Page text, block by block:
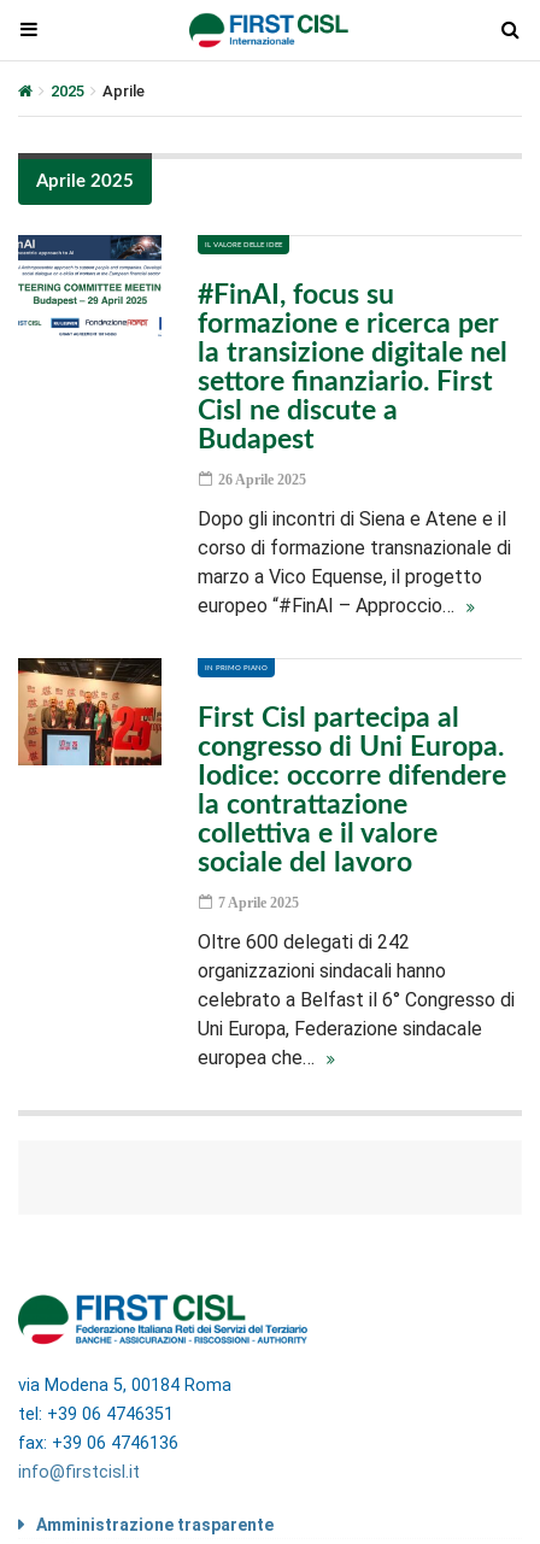
2025 Aprile
Aprile 2025
IL VALORE DELLE IDEE
#FinAI, focus su
formazione e ricerca per
la transizione digitale nel
settore finanziario. First
Cisl ne discute a
Budapest
26 Aprile 2025
Dopo gli incontri di Siena e Atene e il
corso di formazione transnazionale di
marzo a Vico Equense, il progetto
europeo “#FinAI – Approccio…
IN PRIMO PIANO
First Cisl partecipa al
congresso di Uni Europa.
Iodice: occorre difendere
la contrattazione
collettiva e il valore
sociale del lavoro
7 Aprile 2025
Oltre 600 delegati di 242
organizzazioni sindacali hanno
celebrato a Belfast il 6° Congresso di
Uni Europa, Federazione sindacale
europea che…
via Modena 5, 00184 Roma
tel: +39 06 4746351
fax: +39 06 4746136
info@firstcisl.it
Amministrazione trasparente